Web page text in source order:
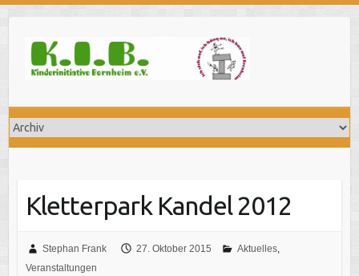
content
Kletterpark Kandel 2012
Stephan Frank 27. Oktober 2015 Aktuelles,
Veranstaltungen